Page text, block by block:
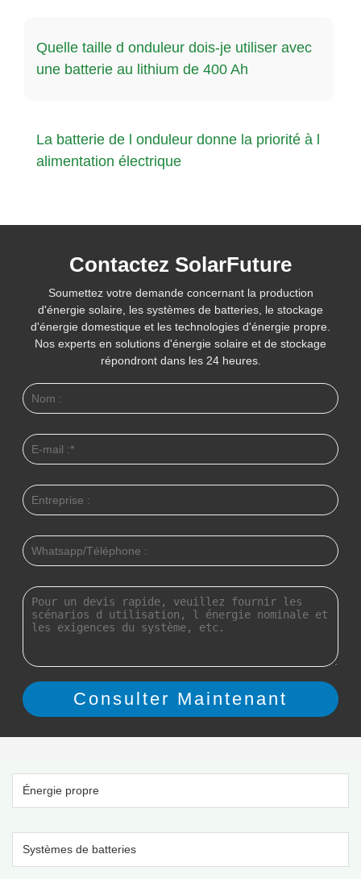
Quelle taille d onduleur dois-je utiliser avec
une batterie au lithium de 400 Ah
La batterie de l onduleur donne la priorité à l
alimentation électrique
Contactez SolarFuture
Soumettez votre demande concernant la production
d'énergie solaire, les systèmes de batteries, le stockage
d'énergie domestique et les technologies d'énergie propre.
Nos experts en solutions d'énergie solaire et de stockage
répondront dans les 24 heures.
Énergie propre
Systèmes de batteries